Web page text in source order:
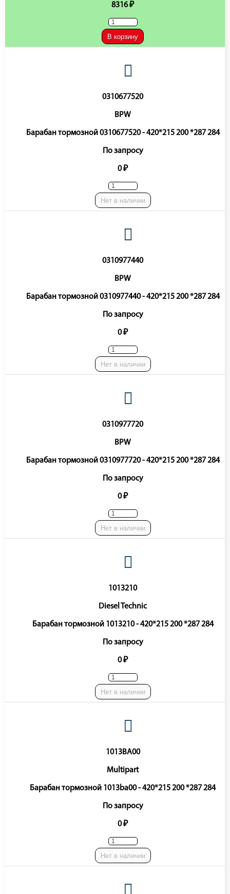
8316 ₽
В корзину
0310677520
BPW
Барабан тормозной 0310677520 - 420*215 200 *287 284
По запросу
0 ₽
Нет в наличии
0310977440
BPW
Барабан тормозной 0310977440 - 420*215 200 *287 284
По запросу
0 ₽
Нет в наличии
0310977720
BPW
Барабан тормозной 0310977720 - 420*215 200 *287 284
По запросу
0 ₽
Нет в наличии
1013210
Diesel Technic
Барабан тормозной 1013210 - 420*215 200 *287 284
По запросу
0 ₽
Нет в наличии
1013BA00
Multipart
Барабан тормозной 1013ba00 - 420*215 200 *287 284
По запросу
0 ₽
Нет в наличии